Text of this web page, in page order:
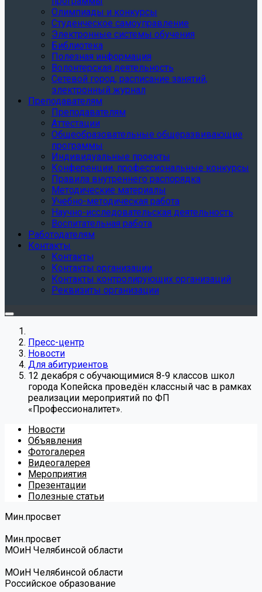
Олимпиады и конкурсы
Студенческое самоуправление
Электронные системы обучения
Библиотека
Полезная информация
Волонтерская деятельность
Сетевой город, расписание занятий,
электронный журнал
Преподавателям
Преподавателям
Аттестации
Общеобразовательные общеразвивающие
программы
Индивидуальные проекты
Конференции, профессиональные конкурсы
Правила внутреннего распорядка
Методические материалы
Учебно-методическая работа
Научно-исследовательская деятельность
Воспитательная работа
Работодателям
Контакты
Контакты
Контакты организации
Контакты контролирующих организаций
Реквизиты организации
Пресс-центр
Новости
Для абитуриентов
12 декабря с обучающимися 8-9 классов школ
города Копейска проведён классный час в рамках
реализации мероприятий по ФП
«Профессионалитет».
Новости
Объявления
Фотогалерея
Видеогалерея
Мероприятия
Презентации
Полезные статьи
Мин.просвет
Мин.просвет
МОиН Челябинсой области
МОиН Челябинсой области
Российское образование